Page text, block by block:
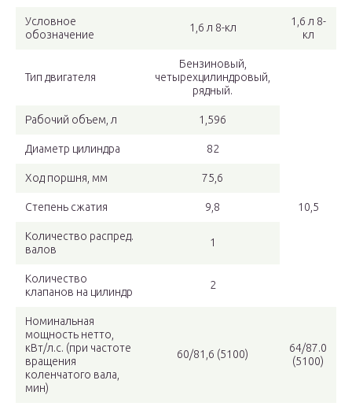
Условное
обозначение
1,6 л 8-кл
1,6 л 8-
кл
Тип двигателя
Бензиновый,
четырехцилиндровый,
рядный.
Рабочий объем, л 1,596
Диаметр цилиндра 82
Ход поршня, мм 75,6
Степень сжатия 9,8 10,5
Количество распред.
валов
1
Количество
клапанов на цилиндр
2
Номинальная
мощность нетто,
кВт/л.с. (при частоте
вращения
коленчатого вала,
мин)
60/81,6 (5100)
64/87.0
(5100)